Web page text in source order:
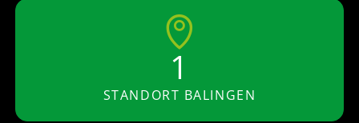
1
STANDORT BALINGEN